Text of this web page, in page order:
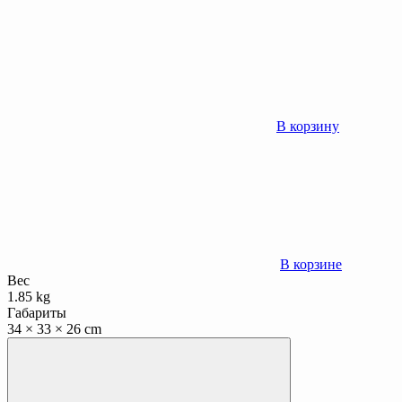
В корзину
В корзине
Вес
1.85 kg
Габариты
34 × 33 × 26 cm